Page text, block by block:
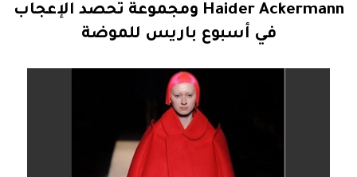
Haider Ackermann ومجموعة تحصد الإعجاب
في أسبوع باريس للموضة